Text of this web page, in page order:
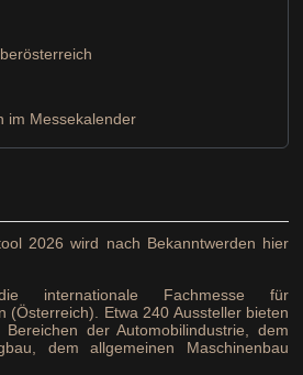
im Messekalender
2026 wird nach Bekanntwerden hier
internationale Fachmesse für
(Österreich). Etwa 240 Aussteller bieten
der Automobilindustrie, dem
dem allgemeinen Maschinenbau